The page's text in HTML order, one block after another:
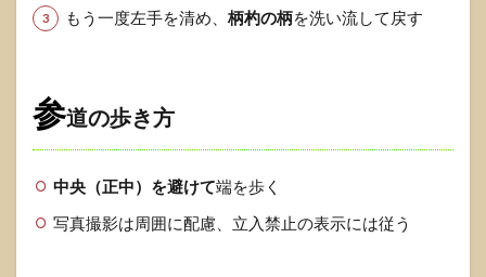
イント
Q&A（実
Q1. お
賽銭は
いく
Q2. 参
もう一度左手を清め、 柄杓の柄を洗い流して戻す
参道の歩き方
中央（正中）を避けて端を歩く
写真撮影は周囲に配慮、立入禁止の表示には従う